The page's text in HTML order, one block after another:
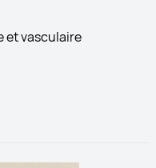
et vasculaire